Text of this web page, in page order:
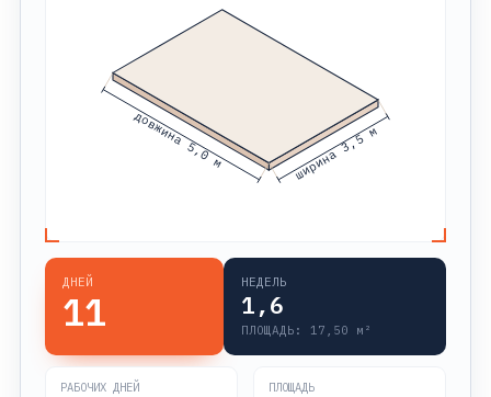
довжина 5,0 м ширина 3,5 м
ДНЕЙ
11
НЕДЕЛЬ
1,6
ПЛОЩАДЬ: 17,50 м²
РАБОЧИХ ДНЕЙ ПЛОЩАДЬ